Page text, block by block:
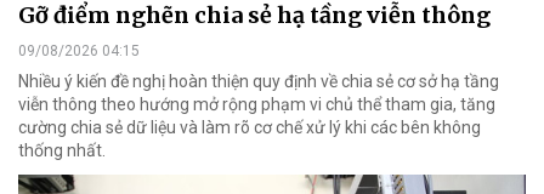
Gỡ điểm nghẽn chia sẻ hạ tầng viễn thông
09/08/2026 04:15
Nhiều ý kiến đề nghị hoàn thiện quy định về chia sẻ cơ sở hạ tầng
viễn thông theo hướng mở rộng phạm vi chủ thể tham gia, tăng
cường chia sẻ dữ liệu và làm rõ cơ chế xử lý khi các bên không
thống nhất.